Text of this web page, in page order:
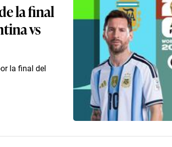
la final
vs
la final del